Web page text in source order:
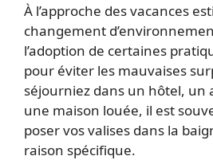
À l’approche des vacances
changement
l’adoption de certaines
pour éviter les mauvaises
séjourniez dans un hôtel, un
une maison louée, il est
poser vos valises dans la
raison spécifique.